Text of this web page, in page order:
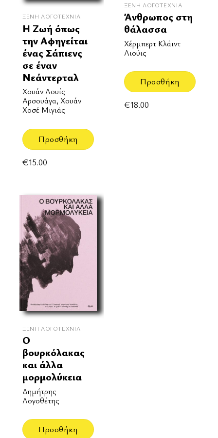
ΞΈΝΗ ΛΟΓΟΤΕΧΝΊΑ
Η Ζωή όπως
την Αφηγείται
ένας Σάπιενς
σε έναν
Νεάντερταλ
Χουάν Λουίς
Αρσουάγα, Χουάν
Χοσέ Μιγιάς
Προσθήκη
€15.00
ΞΈΝΗ ΛΟΓΟΤΕΧΝΊΑ
Άνθρωπος στη
θάλασσα
Χέρμπερτ Κλάιντ
Λιούις
Προσθήκη
€18.00
ΞΈΝΗ ΛΟΓΟΤΕΧΝΊΑ
Ο
βουρκόλακας
και άλλα
μορμολύκεια
Δημήτρης
Λογοθέτης
Προσθήκη